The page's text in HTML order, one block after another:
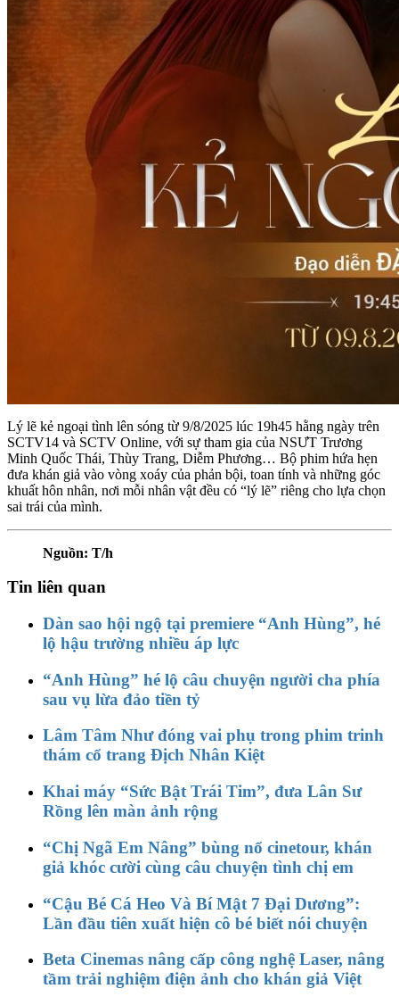
Lý lẽ kẻ ngoại tình lên sóng từ 9/8/2025 lúc 19h45 hằng ngày trên
SCTV14 và SCTV Online, với sự tham gia của NSƯT Trương
Minh Quốc Thái, Thùy Trang, Diễm Phương… Bộ phim hứa hẹn
đưa khán giả vào vòng xoáy của phản bội, toan tính và những góc
khuất hôn nhân, nơi mỗi nhân vật đều có “lý lẽ” riêng cho lựa chọn
sai trái của mình.
Nguồn: T/h
Tin liên quan
Dàn sao hội ngộ tại premiere “Anh Hùng”, hé
lộ hậu trường nhiều áp lực
“Anh Hùng” hé lộ câu chuyện người cha phía
sau vụ lừa đảo tiền tỷ
Lâm Tâm Như đóng vai phụ trong phim trinh
thám cổ trang Địch Nhân Kiệt
Khai máy “Sức Bật Trái Tim”, đưa Lân Sư
Rồng lên màn ảnh rộng
“Chị Ngã Em Nâng” bùng nổ cinetour, khán
giả khóc cười cùng câu chuyện tình chị em
“Cậu Bé Cá Heo Và Bí Mật 7 Đại Dương”:
Lần đầu tiên xuất hiện cô bé biết nói chuyện
Beta Cinemas nâng cấp công nghệ Laser, nâng
tầm trải nghiệm điện ảnh cho khán giả Việt